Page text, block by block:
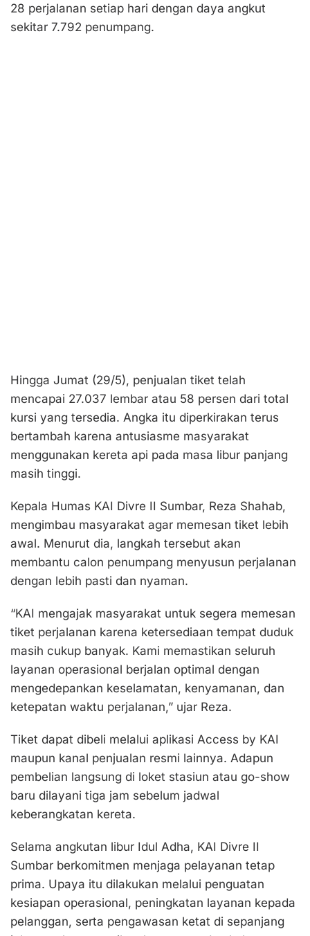
28 perjalanan setiap hari dengan daya angkut
sekitar 7.792 penumpang.
Hingga Jumat (29/5), penjualan tiket telah
mencapai 27.037 lembar atau 58 persen dari total
kursi yang tersedia. Angka itu diperkirakan terus
bertambah karena antusiasme masyarakat
menggunakan kereta api pada masa libur panjang
masih tinggi.
Kepala Humas KAI Divre II Sumbar, Reza Shahab,
mengimbau masyarakat agar memesan tiket lebih
awal. Menurut dia, langkah tersebut akan
membantu calon penumpang menyusun perjalanan
dengan lebih pasti dan nyaman.
“KAI mengajak masyarakat untuk segera memesan
tiket perjalanan karena ketersediaan tempat duduk
masih cukup banyak. Kami memastikan seluruh
layanan operasional berjalan optimal dengan
mengedepankan keselamatan, kenyamanan, dan
ketepatan waktu perjalanan,” ujar Reza.
Tiket dapat dibeli melalui aplikasi Access by KAI
maupun kanal penjualan resmi lainnya. Adapun
pembelian langsung di loket stasiun atau go-show
baru dilayani tiga jam sebelum jadwal
keberangkatan kereta.
Selama angkutan libur Idul Adha, KAI Divre II
Sumbar berkomitmen menjaga pelayanan tetap
prima. Upaya itu dilakukan melalui penguatan
kesiapan operasional, peningkatan layanan kepada
pelanggan, serta pengawasan ketat di sepanjang